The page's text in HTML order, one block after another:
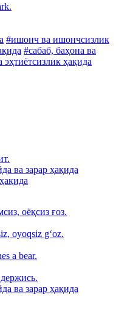
#ишонч ва ишончсизлик
#сабаб, баҳона ва
эҳтиётсизлик ҳақида
ва зарар ҳақида
оёқсиз ғоз.
oyoqsiz g‘oz.
a bear.
ва зарар ҳақида